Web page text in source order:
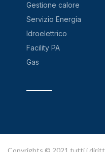
Gestione calore
Servizio Energia
Idroelettrico
Facility PA
Gas
Copyrights © 2021 tutti i